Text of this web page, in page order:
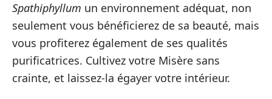
Spathiphyllum un environnement adéquat, non
seulement vous bénéficierez de sa beauté, mais
vous profiterez également de ses qualités
purificatrices. Cultivez votre Misère sans
crainte, et laissez-la égayer votre intérieur.